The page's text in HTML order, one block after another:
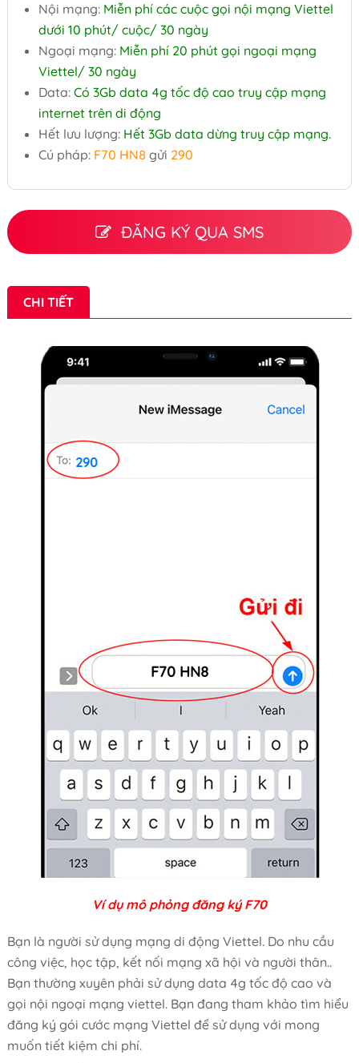
Nội mạng: Miễn phí các cuộc gọi nội mạng Viettel
dưới 10 phút/ cuộc/ 30 ngày
Ngoại mạng: Miễn phí 20 phút gọi ngoại mạng
Viettel/ 30 ngày
Data: Có 3Gb data 4g tốc độ cao truy cập mạng
internet trên di động
Hết lưu lượng:Hết 3Gb data dừng truy cập mạng.
Cú pháp: F70 HN8 gửi 290
ĐĂNG KÝ QUA SMS
CHI TIẾT
290
F70 HN8
Ví dụ mô phỏng đăng ký F70
Bạn là người sử dụng mạng di động Viettel. Do nhu cầu
công việc, học tập, kết nối mạng xã hội và người thân..
Bạn thường xuyên phải sử dụng data 4g tốc độ cao và
gọi nội ngoại mạng viettel. Bạn đang tham khảo tìm hiểu
đăng ký gói cước mạng Viettel để sử dụng với mong
muốn tiết kiệm chi phí.